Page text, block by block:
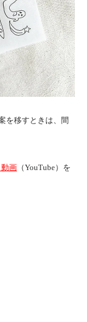
を移すときは、間
動画 （YouTube）を